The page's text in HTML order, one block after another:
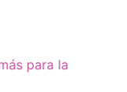
para la